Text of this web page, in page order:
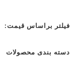
فیلتر براساس قیمت:
دسته بندی محصولات